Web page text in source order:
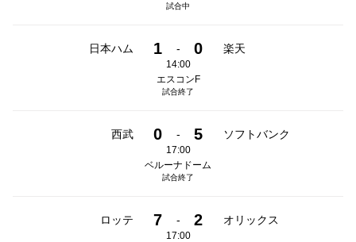
試合中
日本ハム 1 - 0 楽天
14:00
エスコンF
試合終了
西武 0 - 5 ソフトバンク
17:00
ベルーナドーム
試合終了
ロッテ 7 - 2 オリックス
17:00